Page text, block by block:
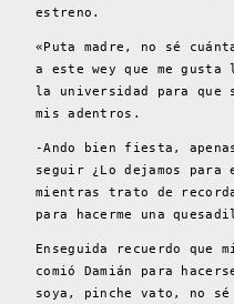
estreno.
«Puta madre, no sé
a este wey que me
la universidad para que
mis adentros.
-Ando bien fiesta,
seguir ¿Lo dejamos
mientras trato de
para hacerme una
Enseguida recuerdo
comió Damián para
soya, pinche vato, no sé